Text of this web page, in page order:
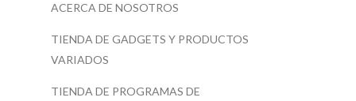
ACERCA DE NOSOTROS
TIENDA DE GADGETS Y PRODUCTOS
VARIADOS
TIENDA DE PROGRAMAS DE